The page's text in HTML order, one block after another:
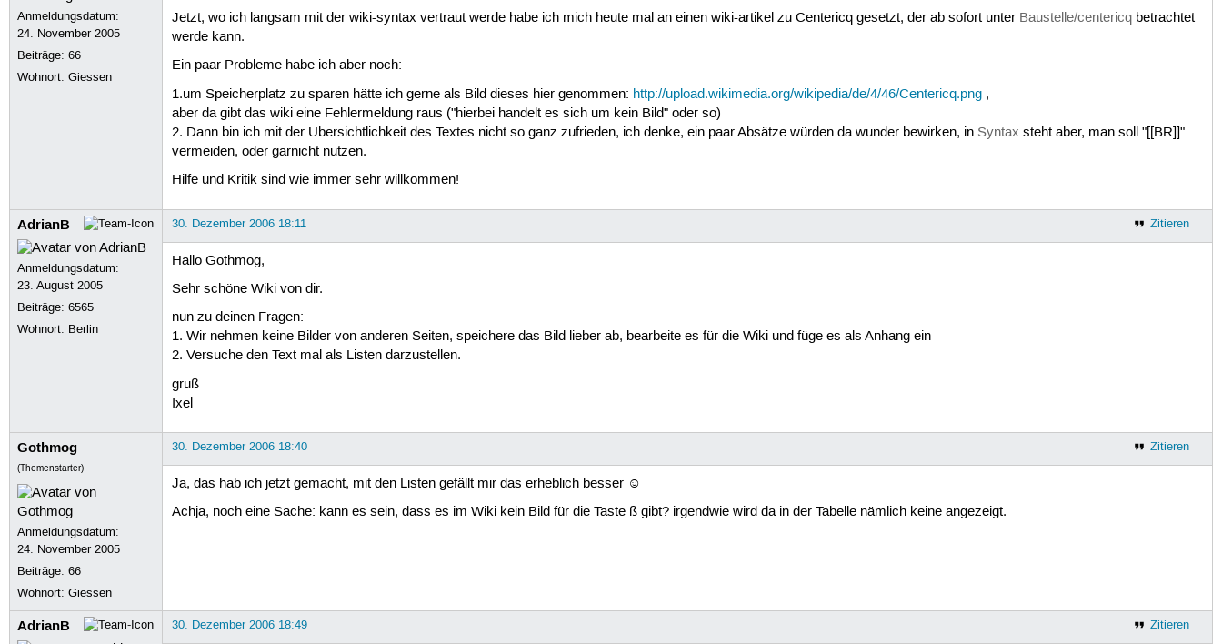
Anmeldungsdatum:
24. November 2005
Beiträge:66
Wohnort: Giessen
Jetzt, wo ich langsam mit der wiki-syntax vertraut werde habe ich mich heute mal an einen wiki-artikel zu Centericq gesetzt, der ab sofort unter Baustelle/centericqbetrachtet
werde kann.
Ein paar Probleme habe ich aber noch:
1.um Speicherplatz zu sparen hätte ich gerne als Bild dieses hier genommen: http://upload.wikimedia.org/wikipedia/de/4/46/Centericq.png,
aber da gibt das wiki eine Fehlermeldung raus ("hierbei handelt es sich um kein Bild" oder so)
2. Dann bin ich mit der Übersichtlichkeit des Textes nicht so ganz zufrieden, ich denke, ein paar Absätze würden da wunder bewirken, in Syntax steht aber, man soll "[[BR]]"
vermeiden, oder garnicht nutzen.
Hilfe und Kritik sind wie immer sehr willkommen!
AdrianB
Anmeldungsdatum:
23. August 2005
Beiträge:6565
Wohnort: Berlin
Zitieren
30. Dezember 2006 18:11
Hallo Gothmog,
Sehr schöne Wiki von dir.
nun zu deinen Fragen:
1. Wir nehmen keine Bilder von anderen Seiten, speichere das Bild lieber ab, bearbeite es für die Wiki und füge es als Anhang ein
2. Versuche den Text mal als Listen darzustellen.
gruß
Ixel
Gothmog
(Themenstarter)
Anmeldungsdatum:
24. November 2005
Beiträge:66
Wohnort: Giessen
Zitieren
30. Dezember 2006 18:40
Ja, das hab ich jetzt gemacht, mit den Listen gefällt mir das erheblich besser ☺
Achja, noch eine Sache: kann es sein, dass es im Wiki kein Bild für die Taste ß gibt? irgendwie wird da in der Tabelle nämlich keine angezeigt.
AdrianB Zitieren
30. Dezember 2006 18:49